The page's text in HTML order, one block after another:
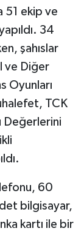
51 ekip ve
34
şahıslar
ve Diğer
Oyunları
TCK
Değerlerini
60
bilgisayar,
kartı ile bir